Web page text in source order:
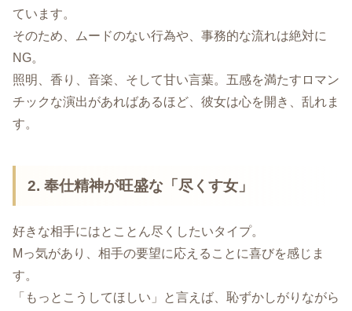
ています。
そのため、ムードのない行為や、事務的な流れは絶対に
NG。
照明、香り、音楽、そして甘い言葉。五感を満たすロマン
チックな演出があればあるほど、彼女は心を開き、乱れま
す。
2. 奉仕精神が旺盛な「尽くす女」
好きな相手にはとことん尽くしたいタイプ。
Mっ気があり、相手の要望に応えることに喜びを感じま
す。
「もっとこうしてほしい」と言えば、恥ずかしがりながら